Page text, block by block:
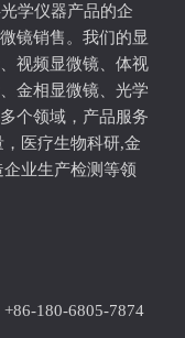
学仪器产品的企
镜销售。我们的显
视频显微镜、体视
金相显微镜、光学
个领域，产品服务
医疗生物科研,金
业生产检测等领
+86-180-6805-7874